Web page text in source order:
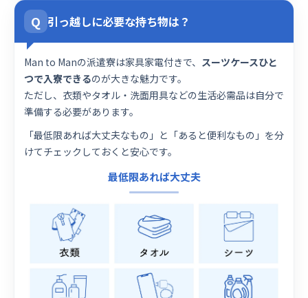
Q 引っ越しに必要な持ち物は？
Man to Manの派遣寮は家具家電付きで、 スーツケースひと
つで入寮できるのが大きな魅力です。
ただし、衣類やタオル・洗面用具などの生活必需品は自分で
準備する必要があります。
「最低限あれば大丈夫なもの」と「あると便利なもの」を分
けてチェックしておくと安心です。
最低限あれば大丈夫